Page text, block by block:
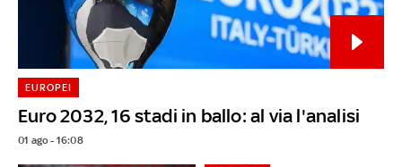
Euro 2032, 16 stadi in ballo: al via l'analisi
EUROPEI
01 ago - 16:08